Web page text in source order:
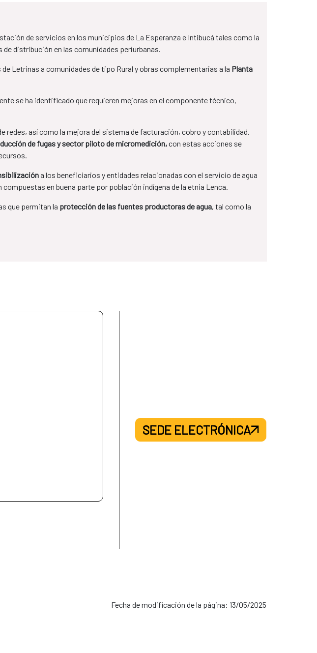
de servicios en los municipios de La Esperanza e Intibucá tales como la
de distribución en las comunidades periurbanas.
Letrinas a comunidades de tipo Rural y obras complementarias a la Planta
se ha identificado que requieren mejoras en el componente técnico,
así como la mejora del sistema de facturación, cobro y contabilidad.
de fugas y sector piloto de micromedición,con estas acciones se
a los beneficiarios y entidades relacionadas con el servicio de agua
en buena parte por población indígena de la etnia Lenca.
que permitan la protección de las fuentes productoras de agua, tal como la
SEDE ELECTRÓNICA
Fecha de modificación de la página: 13/05/2025